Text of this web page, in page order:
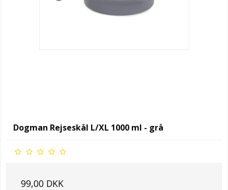
Dogman Rejseskål L/XL 1000 ml - grå
99,00 DKK